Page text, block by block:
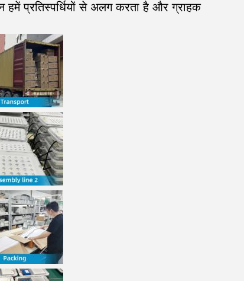
हमें प्रतिस्पर्धियों से अलग करता है और ग्राहक